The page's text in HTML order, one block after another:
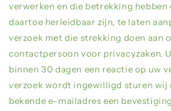
verwerken en die betrekking hebben
daartoe herleidbaar zijn, te laten
verzoek met die strekking doen aan
contactpersoon voor privacyzaken.
binnen 30 dagen een reactie op uw
verzoek wordt ingewilligd sturen wij
bekende e-mailadres een